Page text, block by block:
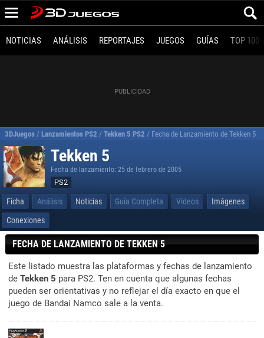
NOTICIAS ANÁLISIS REPORTAJES JUEGOS GUÍAS TOP 100
3DJuegos / Lanzamientos PS2 / Tekken 5 PS2 / Fecha de Lanzamiento de Tekken 5
Tekken 5
Fecha de lanzamiento: 25 de febrero de 2005
PS2
Ficha Análisis Noticias Guía Completa Videos
Imágenes
Conexiones
FECHA DE LANZAMIENTO DE TEKKEN 5
Este listado muestra las plataformas y fechas de lanzamiento
de Tekken 5 para PS2. Ten en cuenta que algunas fechas
pueden ser orientativas y no reflejar el día exacto en que el
juego de Bandai Namco sale a la venta.